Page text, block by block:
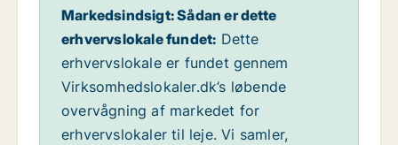
Markedsindsigt: Sådan er dette
erhvervslokale fundet: Dette
erhvervslokale er fundet gennem
Virksomhedslokaler.dk’s løbende
overvågning af markedet for
erhvervslokaler til leje. Vi samler,